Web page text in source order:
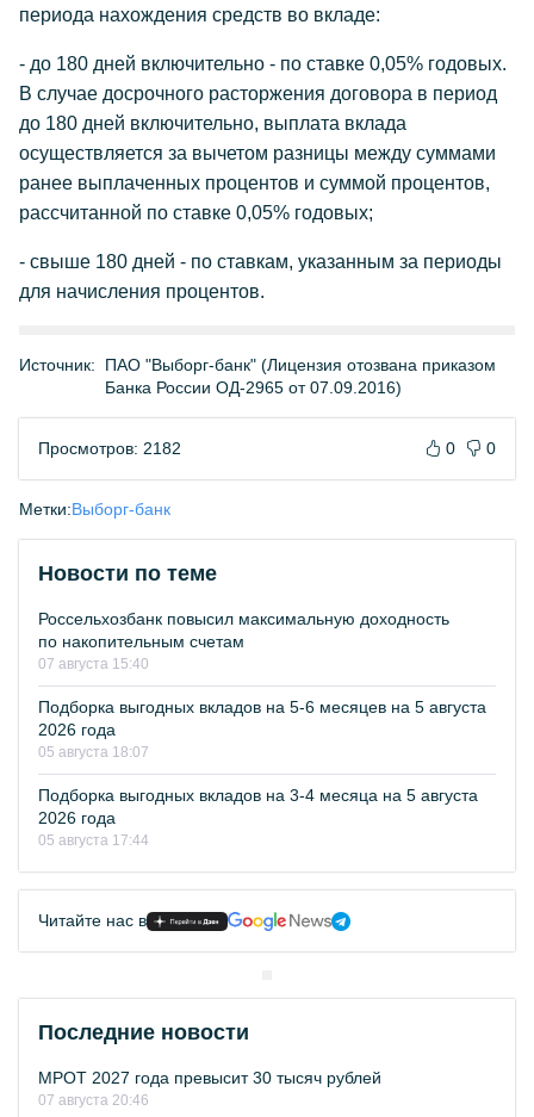
периода нахождения средств во вкладе:
- до 180 дней включительно - по ставке 0,05% годовых.
В случае досрочного расторжения договора в период
до 180 дней включительно, выплата вклада
осуществляется за вычетом разницы между суммами
ранее выплаченных процентов и суммой процентов,
рассчитанной по ставке 0,05% годовых;
- свыше 180 дней - по ставкам, указанным за периоды
для начисления процентов.
Источник:
ПАО "Выборг-банк" (Лицензия отозвана приказом
Банка России ОД-2965 от 07.09.2016)
Просмотров: 2182 0 0
Метки:Выборг-банк
Новости по теме
Россельхозбанк повысил максимальную доходность
по накопительным счетам
07 августа 15:40
Подборка выгодных вкладов на 5-6 месяцев на 5 августа
2026 года
05 августа 18:07
Подборка выгодных вкладов на 3-4 месяца на 5 августа
2026 года
05 августа 17:44
Читайте нас в
Последние новости
МРОТ 2027 года превысит 30 тысяч рублей
07 августа 20:46